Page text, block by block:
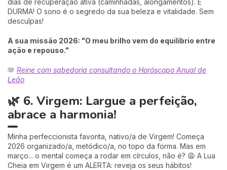
dias de recuperação ativa (caminhadas, alongamentos). E
DURMA! O sono é o segredo da sua beleza e vitalidade. Sem
desculpas!
A sua missão 2026: "O meu brilho vem do equilíbrio entre
ação e repouso."
🫶 Reine com sabedoria consultando o Horóscopo Anual de
Leão
🌿 6. Virgem: Largue a perfeição,
abrace a harmonia!
Minha perfeccionista favorita, nativo/a de Virgem! Começa
2026 organizado/a, metódico/a, no topo da forma. Mas em
março... o mental começa a rodar em círculos, não é? 😩 A Lua
Cheia em Virgem é um ALERTA: reveja os seus hábitos!